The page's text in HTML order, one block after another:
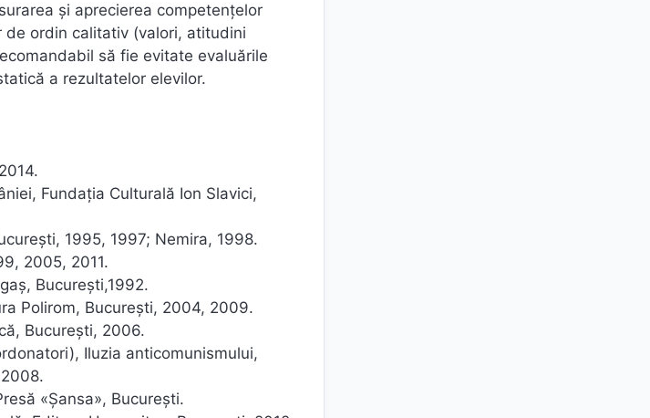
şi aprecierea competenţelor
de ordin calitativ (valori, atitudini
să fie evitate evaluările
a rezultatelor elevilor.
Fundaţia Culturală Ion Slavici,
1995, 1997; Nemira, 1998.
2005, 2011.
Bucureşti,1992.
Polirom, Bucureşti, 2004, 2009.
Bucureşti, 2006.
Iluzia anticomunismului,
«Şansa», Bucureşti.